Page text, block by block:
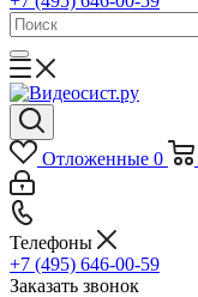
Отложенные 0
Телефоны
+7 (495) 646-00-59
Заказать звонок